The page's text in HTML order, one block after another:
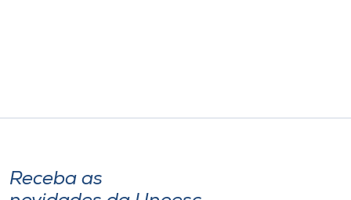
Selecione
A+
Receba as